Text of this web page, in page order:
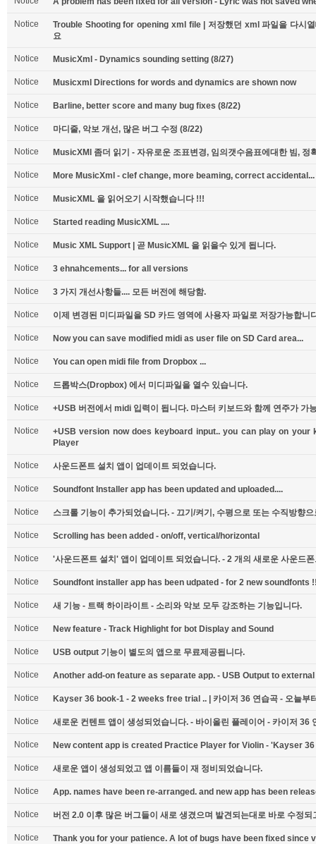
Notice
Trouble Shooting for opening xml file | 저장했던 xml 파일을 다시
요
Notice MusicXml - Dynamics sounding setting (8/27)
Notice Musicxml Directions for words and dynamics are shown now
Notice Barline, better score and many bug fixes (8/22)
Notice 마디줄, 악보 개선, 많은 버그 수정 (8/22)
Notice MusicXMl 좀더 읽기 - 자유로운 조표변경, 임의갯수음표에대한 빔, 정
Notice More MusicXml - clef change, more beaming, correct accidental...
Notice MusicXML 을 읽어오기 시작했습니다 !!!
Notice Started reading MusicXML ....
Notice Music XML Support | 곧 MusicXML 을 읽을수 있게 됩니다.
Notice 3 ehnahcements... for all versions
Notice 3 가지 개선사항들.... 모든 버전에 해당함.
Notice 이제 변경된 미디파일을 SD 카드 영역에 사용자 파일로 저장가능합니
Notice Now you can save modified midi as user file on SD Card area...
Notice You can open midi file from Dropbox ...
Notice 드롭박스(Dropbox) 에서 미디파일을 열수 있습니다.
Notice +USB 버전에서 midi 입력이 됩니다. 마스터 키보드와 함께 연주가 가
Notice
+USB version now does keyboard input.. you can play on your
Player
Notice 사운드폰트 설치 앱이 업데이트 되었습니다.
Notice Soundfont Installer app has been updated and uploaded....
Notice 스크롤 기능이 추가되었습니다. - 끄기/켜기, 수평으로 또는 수직방향으
Notice Scrolling has been added - on/off, vertical/horizontal
Notice '사운드폰트 설치' 앱이 업데이트 되었습니다. - 2 개의 새로운 사운드
Notice Soundfont installer app has been udpated - for 2 new soundfonts
Notice 새 기능 - 트랙 하이라이트 - 소리와 악보 모두 강조하는 기능입니다.
Notice New feature - Track Highlight for bot Display and Sound
Notice USB output 기능이 별도의 앱으로 무료제공됩니다.
Notice Another add-on feature as separate app. - USB Output to
Notice Kayser 36 book-1 - 2 weeks free trial .. | 카이저 36 연습곡 - 오늘부
Notice 새로운 컨텐트 앱이 생성되었습니다. - 바이올린 플레이어 - 카이저 36
Notice New content app is created Practice Player for Violin - 'Kayser
Notice 새로운 앱이 생성되었고 앱 이름들이 재 정비되었습니다.
Notice App. names have been re-arranged. and new app has been
Notice 버전 2.0 이후 많은 버그들이 새로 생겼으며 발견되는대로 바로 수정되
Notice Thank you for your patience. A lot of bugs have been fixed since